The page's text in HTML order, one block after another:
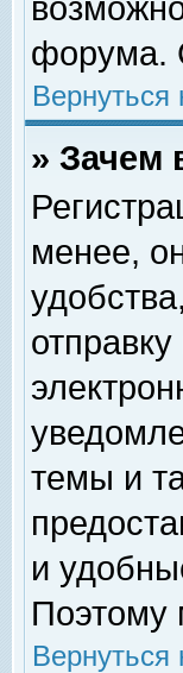
форума.
Вернуться
» Зачем
менее,
темы и
и
Поэтому
Вернуться